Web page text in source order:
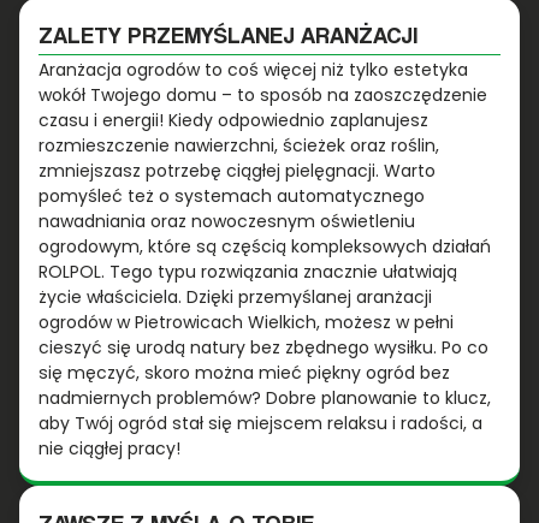
ZALETY PRZEMYŚLANEJ ARANŻACJI
Aranżacja ogrodów to coś więcej niż tylko estetyka
wokół Twojego domu – to sposób na zaoszczędzenie
czasu i energii! Kiedy odpowiednio zaplanujesz
rozmieszczenie nawierzchni, ścieżek oraz roślin,
zmniejszasz potrzebę ciągłej pielęgnacji. Warto
pomyśleć też o systemach automatycznego
nawadniania oraz nowoczesnym oświetleniu
ogrodowym, które są częścią kompleksowych działań
ROLPOL. Tego typu rozwiązania znacznie ułatwiają
życie właściciela. Dzięki przemyślanej aranżacji
ogrodów w Pietrowicach Wielkich, możesz w pełni
cieszyć się urodą natury bez zbędnego wysiłku. Po co
się męczyć, skoro można mieć piękny ogród bez
nadmiernych problemów? Dobre planowanie to klucz,
aby Twój ogród stał się miejscem relaksu i radości, a
nie ciągłej pracy!